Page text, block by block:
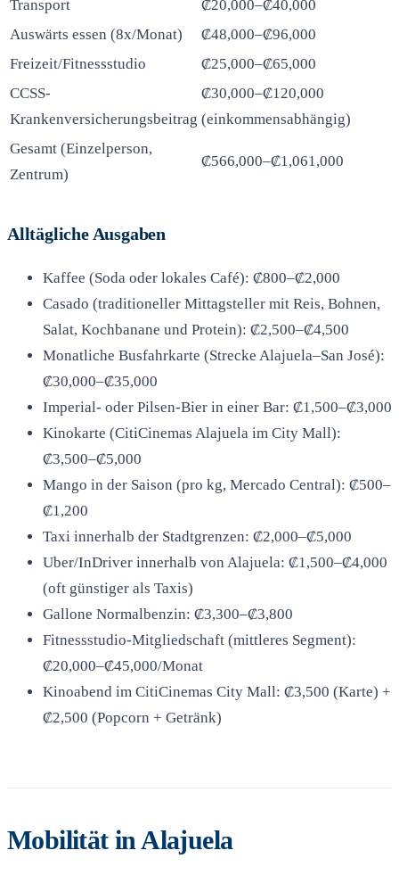
Transport
₡20,000–₡40,000
Auswärts essen (8x/Monat)
₡48,000–₡96,000
Freizeit/Fitnessstudio
₡25,000–₡65,000
CCSS-
Krankenversicherungsbeitrag
₡30,000–₡120,000
(einkommensabhängig)
Gesamt (Einzelperson,
Zentrum)
₡566,000–₡1,061,000
Alltägliche Ausgaben
Kaffee (Soda oder lokales Café): ₡800–₡2,000
Casado (traditioneller Mittagsteller mit Reis, Bohnen,
Salat, Kochbanane und Protein): ₡2,500–₡4,500
Monatliche Busfahrkarte (Strecke Alajuela–San José):
₡30,000–₡35,000
Imperial- oder Pilsen-Bier in einer Bar: ₡1,500–₡3,000
Kinokarte (CitiCinemas Alajuela im City Mall):
₡3,500–₡5,000
Mango in der Saison (pro kg, Mercado Central): ₡500–
₡1,200
Taxi innerhalb der Stadtgrenzen: ₡2,000–₡5,000
Uber/InDriver innerhalb von Alajuela: ₡1,500–₡4,000
(oft günstiger als Taxis)
Gallone Normalbenzin: ₡3,300–₡3,800
Fitnessstudio-Mitgliedschaft (mittleres Segment):
₡20,000–₡45,000/Monat
Kinoabend im CitiCinemas City Mall: ₡3,500 (Karte) +
₡2,500 (Popcorn + Getränk)
Mobilität in Alajuela